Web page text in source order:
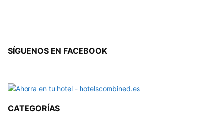
SÍGUENOS EN FACEBOOK
CATEGORÍAS